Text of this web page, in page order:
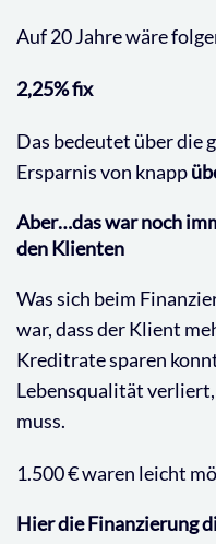
Auf 20 Jahre wäre
2,25% fix
Das bedeutet über die
Ersparnis von knapp
Aber…das war noch
den Klienten
Was sich beim
war, dass der Klient
Kreditrate sparen
Lebensqualität
muss.
1.500 € waren leicht
Hier die Finanzierung